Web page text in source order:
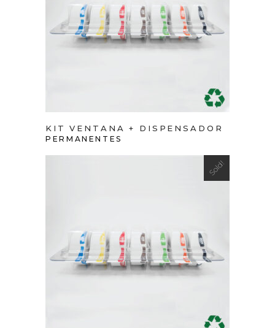
VIEW PRODUCT
KIT VENTANA + DISPENSADOR
PERMANENTES
Sold!
VIEW PRODUCT